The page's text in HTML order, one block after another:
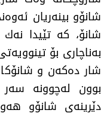
شانۆو بینەریان
شانۆ، كە تێیدا
بەناچاری بۆ
شار دەكەن و
بوون لەچوونە
دێرینەی شانۆو